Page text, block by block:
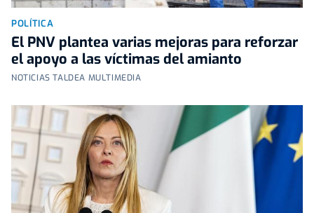
POLÍTICA
El PNV plantea varias mejoras para reforzar
el apoyo a las víctimas del amianto
NOTICIAS TALDEA MULTIMEDIA